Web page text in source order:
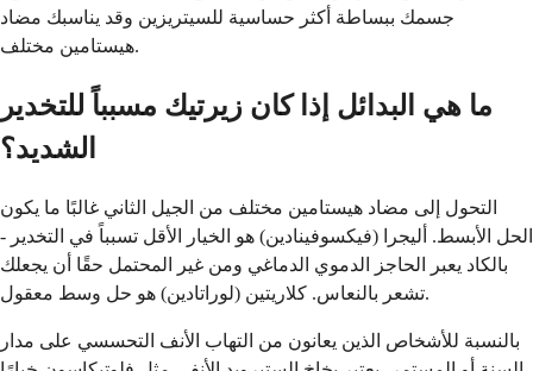
جسمك ببساطة أكثر حساسية للسيتريزين وقد يناسبك مضاد
هيستامين مختلف.
ما هي البدائل إذا كان زيرتيك مسبباً للتخدير
الشديد؟
التحول إلى مضاد هيستامين مختلف من الجيل الثاني غالبًا ما يكون
الحل الأبسط. أليجرا (فيكسوفينادين) هو الخيار الأقل تسبباً في التخدير -
بالكاد يعبر الحاجز الدموي الدماغي ومن غير المحتمل حقًا أن يجعلك
تشعر بالنعاس. كلاريتين (لوراتادين) هو حل وسط معقول.
بالنسبة للأشخاص الذين يعانون من التهاب الأنف التحسسي على مدار